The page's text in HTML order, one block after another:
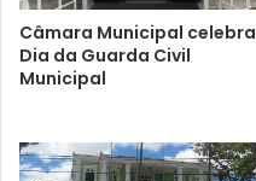
Câmara Municipal celebra
Dia da Guarda Civil
Municipal